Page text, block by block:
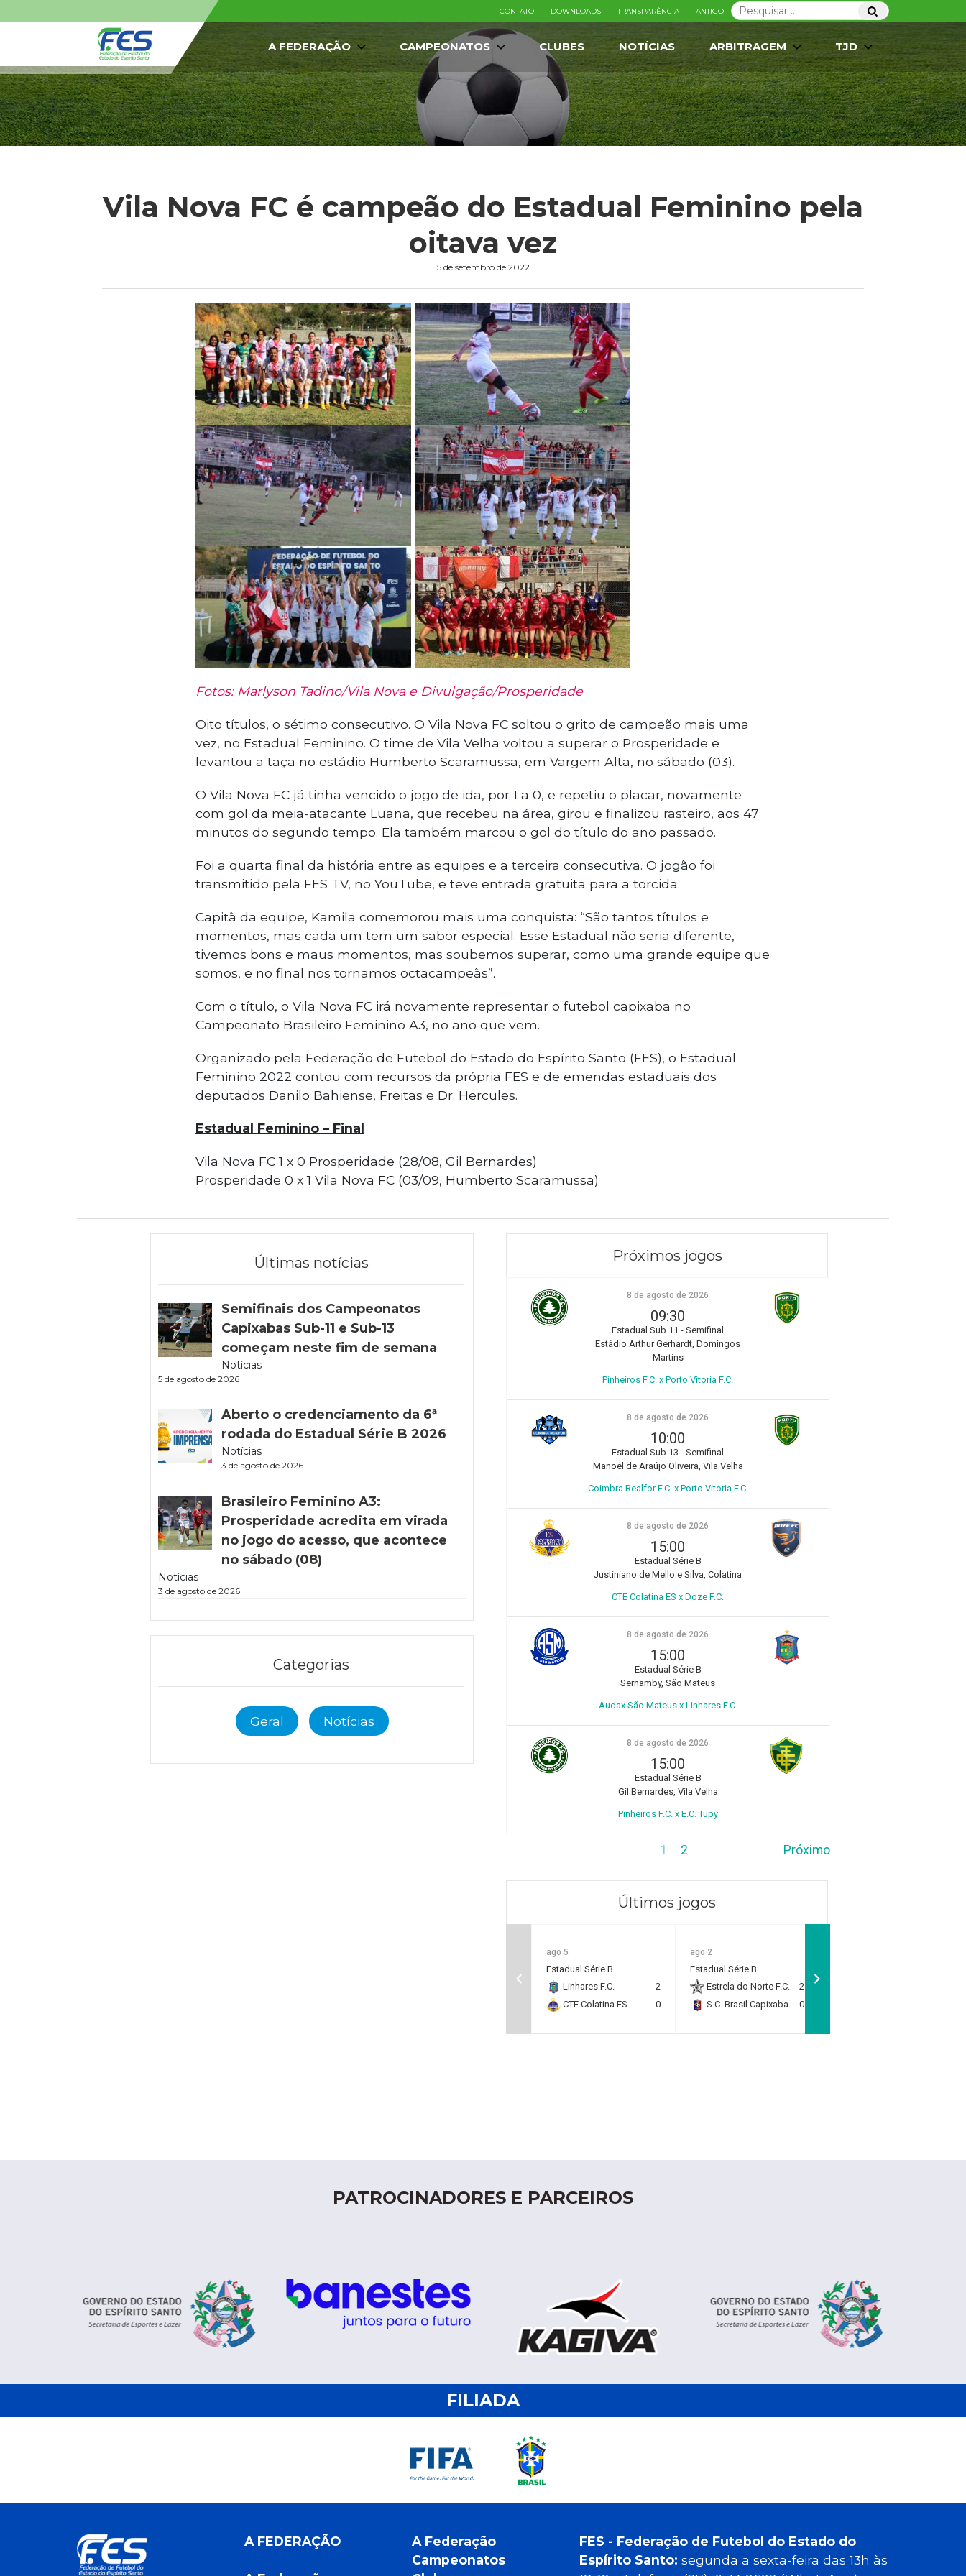
Pesquisar
por:
Pesquisar
CONTATO DOWNLOADS TRANSPARÊNCIA ANTIGO
A FEDERAÇÃO CAMPEONATOS CLUBES NOTÍCIAS ARBITRAGEM TJD
Vila Nova FC é campeão do Estadual Feminino pela
oitava vez
5 de setembro de 2022
Fotos: Marlyson Tadino/Vila Nova e Divulgação/Prosperidade
Oito títulos, o sétimo consecutivo. O Vila Nova FC soltou o grito de campeão mais uma
vez, no Estadual Feminino. O time de Vila Velha voltou a superar o Prosperidade e
levantou a taça no estádio Humberto Scaramussa, em Vargem Alta, no sábado (03).
O Vila Nova FC já tinha vencido o jogo de ida, por 1 a 0, e repetiu o placar, novamente
com gol da meia-atacante Luana, que recebeu na área, girou e finalizou rasteiro, aos 47
minutos do segundo tempo. Ela também marcou o gol do título do ano passado.
Foi a quarta final da história entre as equipes e a terceira consecutiva. O jogão foi
transmitido pela FES TV, no YouTube, e teve entrada gratuita para a torcida.
Capitã da equipe, Kamila comemorou mais uma conquista: “São tantos títulos e
momentos, mas cada um tem um sabor especial. Esse Estadual não seria diferente,
tivemos bons e maus momentos, mas soubemos superar, como uma grande equipe que
somos, e no final nos tornamos octacampeãs”.
Com o título, o Vila Nova FC irá novamente representar o futebol capixaba no
Campeonato Brasileiro Feminino A3, no ano que vem.
Organizado pela Federação de Futebol do Estado do Espírito Santo (FES), o Estadual
Feminino 2022 contou com recursos da própria FES e de emendas estaduais dos
deputados Danilo Bahiense, Freitas e Dr. Hercules.
Estadual Feminino – Final
Vila Nova FC 1 x 0 Prosperidade (28/08, Gil Bernardes)
Prosperidade 0 x 1 Vila Nova FC (03/09, Humberto Scaramussa)
Últimas notícias
Semifinais dos Campeonatos
Capixabas Sub-11 e Sub-13
começam neste fim de semana
Notícias
5 de agosto de 2026
Aberto o credenciamento da 6ª
rodada do Estadual Série B 2026
Notícias
3 de agosto de 2026
Brasileiro Feminino A3:
Prosperidade acredita em virada
no jogo do acesso, que acontece
no sábado (08)
Notícias
3 de agosto de 2026
Categorias
Geral Notícias
Próximos jogos
8 de agosto de 2026
09:30
Estadual Sub 11 - Semifinal
Estádio Arthur Gerhardt, Domingos
Martins
Pinheiros F.C. x Porto Vitoria F.C.
8 de agosto de 2026
10:00
Estadual Sub 13 - Semifinal
Manoel de Araújo Oliveira, Vila Velha
Coimbra Realfor F.C. x Porto Vitoria F.C.
8 de agosto de 2026
15:00
Estadual Série B
Justiniano de Mello e Silva, Colatina
CTE Colatina ES x Doze F.C.
8 de agosto de 2026
15:00
Estadual Série B
Sernamby, São Mateus
Audax São Mateus x Linhares F.C.
8 de agosto de 2026
15:00
Estadual Série B
Gil Bernardes, Vila Velha
Pinheiros F.C. x E.C. Tupy
1 2 Próximo
Últimos jogos
ago 5
Estadual Série B
Linhares F.C.
2
CTE Colatina ES
0
ago 2
Estadual Série B
Estrela do Norte F.C.
2
S.C. Brasil Capixaba
0
PATROCINADORES E PARCEIROS
FILIADA
A FEDERAÇÃO
A Federação
Campeonatos
FES - Federação de Futebol do Estado do
Espírito Santo: segunda a sexta-feira das 13h às